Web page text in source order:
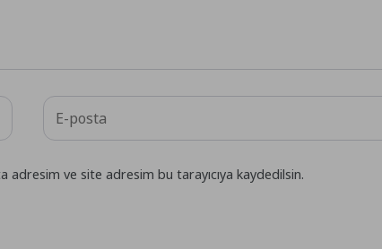
adresim ve site adresim bu tarayıcıya kaydedilsin.